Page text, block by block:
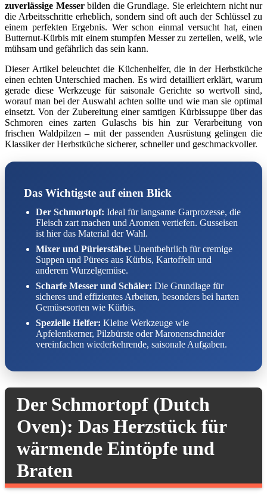
zuverlässige Messerbilden die Grundlage. Sie erleichtern nicht nur
die Arbeitsschritte erheblich, sondern sind oft auch der Schlüssel zu
einem perfekten Ergebnis. Wer schon einmal versucht hat, einen
Butternut-Kürbis mit einem stumpfen Messer zu zerteilen, weiß, wie
mühsam und gefährlich das sein kann.
Dieser Artikel beleuchtet die Küchenhelfer, die in der Herbstküche
einen echten Unterschied machen. Es wird detailliert erklärt, warum
gerade diese Werkzeuge für saisonale Gerichte so wertvoll sind,
worauf man bei der Auswahl achten sollte und wie man sie optimal
einsetzt. Von der Zubereitung einer samtigen Kürbissuppe über das
Schmoren eines zarten Gulaschs bis hin zur Verarbeitung von
frischen Waldpilzen – mit der passenden Ausrüstung gelingen die
Klassiker der Herbstküche sicherer, schneller und geschmackvoller.
Das Wichtigste auf einen Blick
Der Schmortopf: Ideal für langsame Garprozesse, die
Fleisch zart machen und Aromen vertiefen. Gusseisen
ist hier das Material der Wahl.
Mixer und Pürierstäbe: Unentbehrlich für cremige
Suppen und Pürees aus Kürbis, Kartoffeln und
anderem Wurzelgemüse.
Scharfe Messer und Schäler: Die Grundlage für
sicheres und effizientes Arbeiten, besonders bei harten
Gemüsesorten wie Kürbis.
Spezielle Helfer: Kleine Werkzeuge wie
Apfelentkerner, Pilzbürste oder Maronenschneider
vereinfachen wiederkehrende, saisonale Aufgaben.
Der Schmortopf (Dutch
Oven): Das Herzstück für
wärmende Eintöpfe und
Braten